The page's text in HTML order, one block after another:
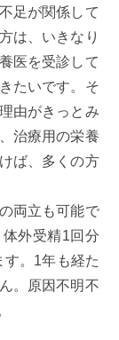
足が関係して
は、いきなり
医を受診して
たいです。そ
由がきっとみ
治療用の栄養
ば、多くの方
両立も可能で
外受精1回分
す。1年も経た
。原因不明不